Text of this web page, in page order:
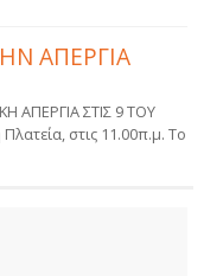
ΑΠΕΡΓΙΑ
ΑΠΕΡΓΙΑ ΣΤΙΣ 9 ΤΟΥ
στις 11.00π.μ. Το